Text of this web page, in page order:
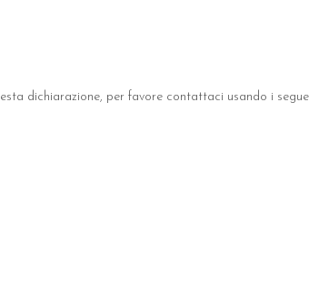
dichiarazione, per favore contattaci usando i